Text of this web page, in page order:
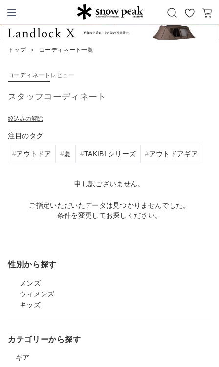
Snow Peak
お
気
カ
トップ ＞ コーディネート一覧
コーディネート レビュー
スタッフコーディネート
絞込みの解除
注目のタグ
アウトドア 夏 TAKIBI シリーズ アウトドアギア
申し訳ございません。
ご指定いただいたデータは見つかりませんでした。
条件を変更してお探しください。
性別から探す
メンズ
ウィメンズ
キッズ
カテゴリーから探す
ギア